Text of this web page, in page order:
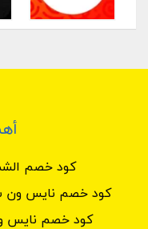
كود خصم
كود خصم نايس ون
كود خصم نايس